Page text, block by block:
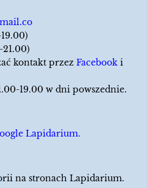
kontakt przez Facebook i
19.00 w dni powszednie.
Lapidarium.
na stronach Lapidarium.